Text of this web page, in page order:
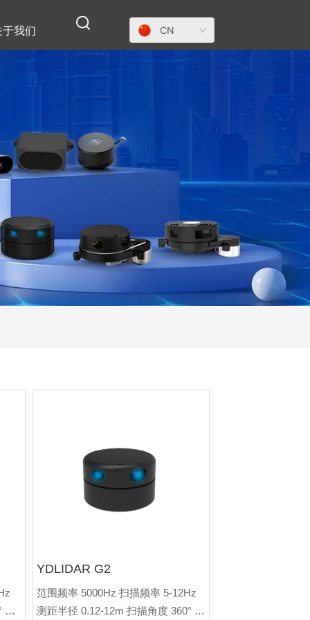
于我们 CN
角
YDLIDAR G2
范围频率 5000Hz 扫描频率 5-12Hz
测距半径 0.12-12m 扫描角度 360° 角